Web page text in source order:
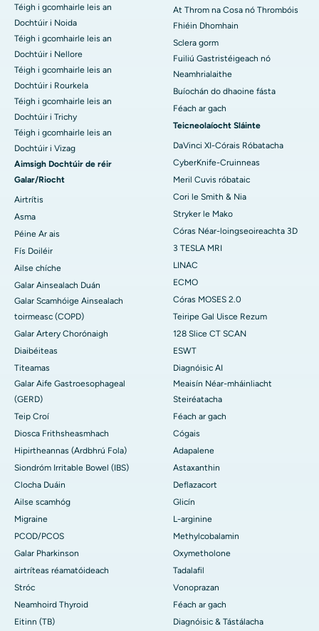
Téigh i gcomhairle leis an
Dochtúir i Noida
Téigh i gcomhairle leis an
Dochtúir i Nellore
Téigh i gcomhairle leis an
Dochtúir i Rourkela
Téigh i gcomhairle leis an
Dochtúir i Trichy
Téigh i gcomhairle leis an
Dochtúir i Vizag
Aimsigh Dochtúir de réir
Galar/Riocht
Airtrítis
Asma
Péine Ar ais
Fís Doiléir
Ailse chíche
Galar Ainsealach Duán
Galar Scamhóige Ainsealach
toirmeasc (COPD)
Galar Artery Chorónaigh
Diaibéiteas
Titeamas
Galar Aife Gastroesophageal
(GERD)
Teip Croí
Diosca Frithsheasmhach
Hipirtheannas (Ardbhrú Fola)
Siondróm Irritable Bowel (IBS)
Clocha Duáin
Ailse scamhóg
Migraine
PCOD/PCOS
Galar Pharkinson
airtríteas réamatóideach
Stróc
Neamhoird Thyroid
Eitinn (TB)
At Throm na Cosa nó Thrombóis
Fhiéin Dhomhain
Sclera gorm
Fuiliú Gastristéigeach nó
Neamhrialaithe
Buíochán do dhaoine fásta
Féach ar gach
Teicneolaíocht Sláinte
DaVinci XI-Córais Róbatacha
CyberKnife-Cruinneas
Meril Cuvis róbataic
Cori le Smith & Nia
Stryker le Mako
Córas Néar-loingseoireachta 3D
3 TESLA MRI
LINAC
ECMO
Córas MOSES 2.0
Teiripe Gal Uisce Rezum
128 Slice CT SCAN
ESWT
Diagnóisic AI
Meaisín Néar-mháinliacht
Steiréatacha
Féach ar gach
Cógais
Adapalene
Astaxanthin
Deflazacort
Glicín
L-arginine
Methylcobalamin
Oxymetholone
Tadalafil
Vonoprazan
Féach ar gach
Diagnóisic & Tástálacha